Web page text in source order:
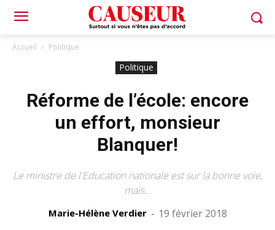
Accueil Politique
Politique
Réforme de l’école: encore
un effort, monsieur
Blanquer!
Le ministre de l'Education nationale est sur la bonne voie,
mais...
Marie-Hélène Verdier - 19 février 2018